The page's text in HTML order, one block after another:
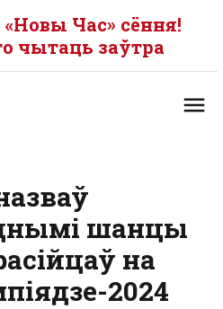
Час» сёння!
чытаць заўтра
шанцы
на
2024